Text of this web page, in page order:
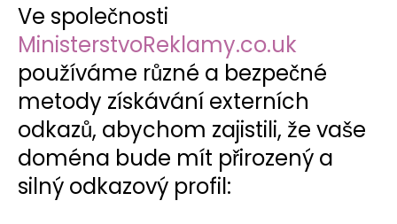
Ve společnosti
MinisterstvoReklamy.co.uk
používáme různé a bezpečné
metody získávání externích
odkazů, abychom zajistili, že vaše
doména bude mít přirozený a
silný odkazový profil: